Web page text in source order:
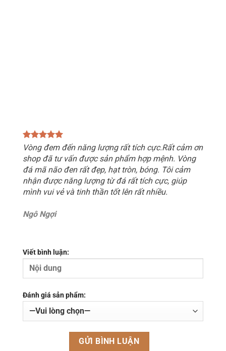
Vòng đem đến năng lượng rất tích cực.Rất cảm ơn
shop đã tư vấn được sản phẩm hợp mệnh. Vòng
đá mã não đen rất đẹp, hạt tròn, bóng. Tôi cảm
nhận được năng lượng từ đá rất tích cực, giúp
mình vui vẻ và tinh thần tốt lên rất nhiều.
Ngô Ngợi
Viết bình luận:
Đánh giá sản phẩm: